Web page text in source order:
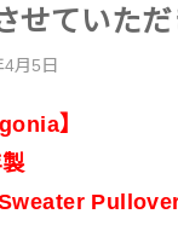
せていた
月5日
】